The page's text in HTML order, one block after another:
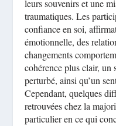
leurs souvenirs et une
traumatiques. Les
confiance en soi,
émotionnelle, des
changements
cohérence plus clair, un
perturbé, ainsi qu’un
Cependant, quelques
retrouvées chez la
particulier en ce qui